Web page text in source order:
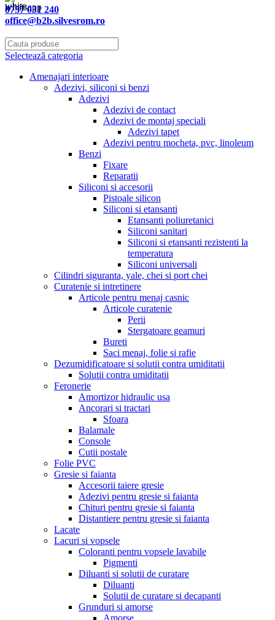
0757 031 240
office@b2b.silvesrom.ro
Selectează categoria
Amenajari interioare
Adezivi, siliconi si benzi
Adezivi
Adezivi de contact
Adezivi de montaj speciali
Adezivi tapet
Adezivi pentru mocheta, pvc, linoleum
Benzi
Fixare
Reparatii
Siliconi si accesorii
Pistoale silicon
Siliconi si etansanti
Etansanti poliuretanici
Siliconi sanitari
Siliconi si etansanti rezistenti la
temperatura
Siliconi universali
Cilindri siguranta, yale, chei si port chei
Curatenie si intretinere
Articole pentru menaj casnic
Articole curatenie
Perii
Stergatoare geamuri
Bureti
Saci menaj, folie si rafie
Dezumidificatoare si solutii contra umiditatii
Solutii contra umiditatii
Feronerie
Amortizor hidraulic usa
Ancorari si tractari
Sfoara
Balamale
Console
Cutii postale
Folie PVC
Gresie si faianta
Accesorii taiere gresie
Adezivi pentru gresie si faianta
Chituri pentru gresie si faianta
Distantiere pentru gresie si faianta
Lacate
Lacuri si vopsele
Coloranti pentru vopsele lavabile
Pigmenti
Diluanti si solutii de curatare
Diluanti
Solutii de curatare si decapanti
Grunduri si amorse
Amorse